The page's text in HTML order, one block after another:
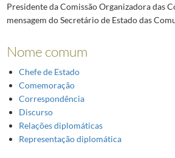
Presidente da Comissão Organizadora das
mensagem do Secretário de Estado das
Nome comum
Chefe de Estado
Comemoração
Correspondência
Discurso
Relações diplomáticas
Representação diplomática